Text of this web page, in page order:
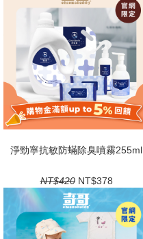
淨勁寧抗敏防蟎除臭噴霧255ml
NT$420 NT$378